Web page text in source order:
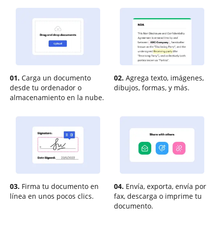
01. Carga un documento
desde tu ordenador o
almacenamiento en la nube.
02. Agrega texto, imágenes,
dibujos, formas, y más.
03. Firma tu documento en
línea en unos pocos clics.
04. Envía, exporta, envía por
fax, descarga o imprime tu
documento.